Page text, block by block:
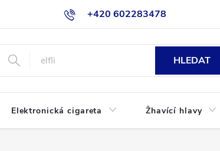
+420 602283478
Jak nakupovat
HLEDAT
Elektronická cigareta Žhavící hlavy